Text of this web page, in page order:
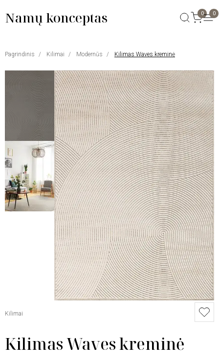
Namų konceptas 0 0
Pagrindinis Kilimai Modernūs Kilimas Waves kreminė
Kilimai
Kilimas Waves kreminė